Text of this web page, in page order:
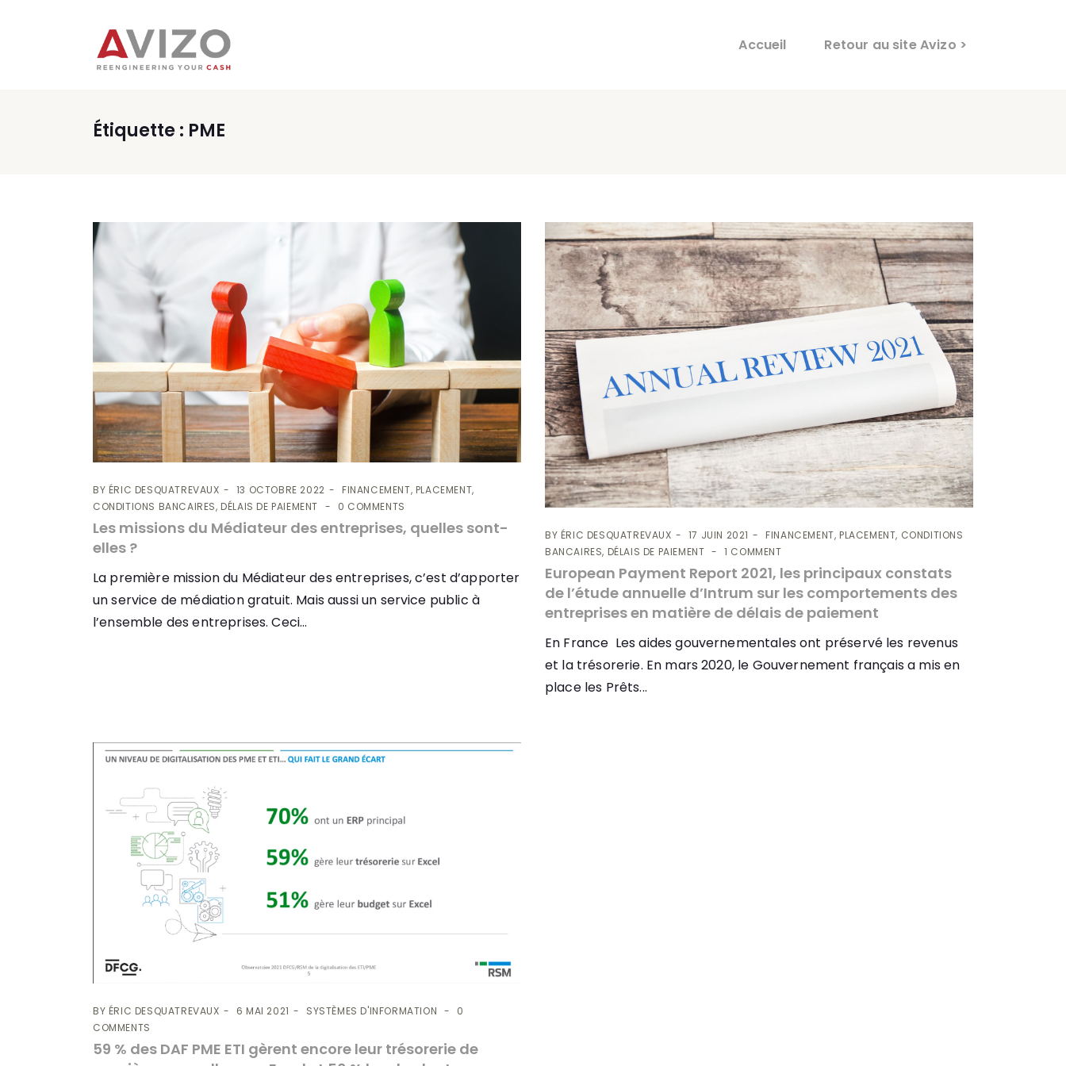
Accueil Retour au site Avizo >
Étiquette : PME
BY ÉRIC DESQUATREVAUX 13 OCTOBRE 2022
FINANCEMENT, PLACEMENT,
CONDITIONS BANCAIRES, DÉLAIS DE PAIEMENT
0 COMMENTS
Les missions du Médiateur des entreprises, quelles sont-
elles ?
La première mission du Médiateur des entreprises, c’est d’apporter
un service de médiation gratuit. Mais aussi un service public à
l’ensemble des entreprises. Ceci...
BY ÉRIC DESQUATREVAUX 17 JUIN 2021
FINANCEMENT, PLACEMENT, CONDITIONS
BANCAIRES, DÉLAIS DE PAIEMENT
1 COMMENT
European Payment Report 2021, les principaux constats
de l’étude annuelle d’Intrum sur les comportements des
entreprises en matière de délais de paiement
En France Les aides gouvernementales ont préservé les revenus
et la trésorerie. En mars 2020, le Gouvernement français a mis en
place les Prêts...
BY ÉRIC DESQUATREVAUX 6 MAI 2021 SYSTÈMES D'INFORMATION
0
COMMENTS
59 % des DAF PME ETI gèrent encore leur trésorerie de